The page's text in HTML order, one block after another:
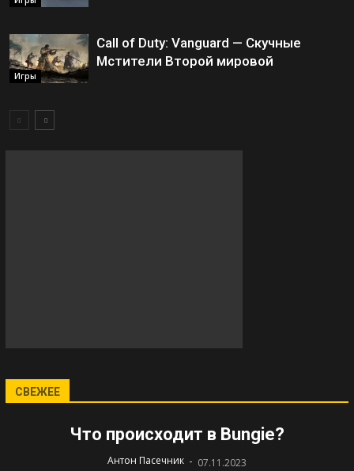
Игры
Call of Duty: Vanguard — Скучные
Мстители Второй мировой
СВЕЖЕЕ
Что происходит в Bungie?
Антон Пасечник - 07.11.2023